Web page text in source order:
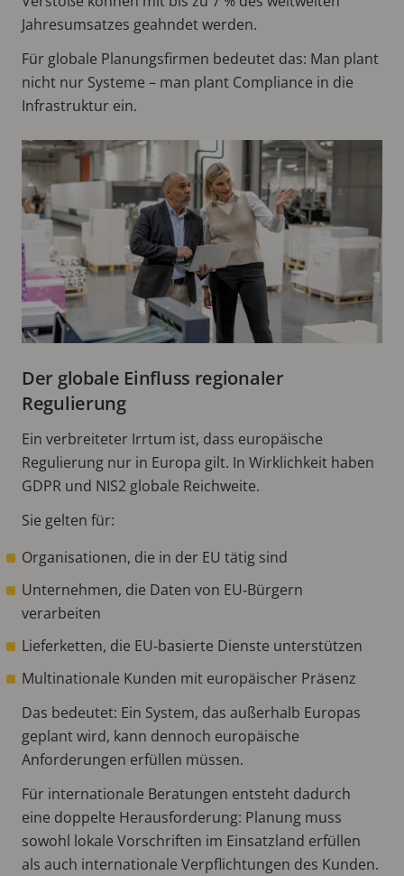
Jahresumsatzes geahndet werden.
Für globale Planungsfirmen bedeutet das: Man plant
nicht nur Systeme – man plant Compliance in die
Infrastruktur ein.
Der globale Einfluss regionaler
Regulierung
Ein verbreiteter Irrtum ist, dass europäische
Regulierung nur in Europa gilt. In Wirklichkeit haben
GDPR und NIS2 globale Reichweite.
Sie gelten für:
Organisationen, die in der EU tätig sind
Unternehmen, die Daten von EU‑Bürgern
verarbeiten
Lieferketten, die EU‑basierte Dienste unterstützen
Multinationale Kunden mit europäischer Präsenz
Das bedeutet: Ein System, das außerhalb Europas
geplant wird, kann dennoch europäische
Anforderungen erfüllen müssen.
Für internationale Beratungen entsteht dadurch
eine doppelte Herausforderung: Planung muss
sowohl lokale Vorschriften im Einsatzland erfüllen
als auch internationale Verpflichtungen des Kunden.